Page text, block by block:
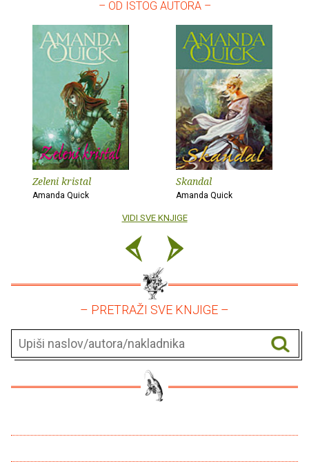
– OD ISTOG AUTORA –
Zeleni kristal
Amanda Quick
Skandal
Amanda Quick
VIDI SVE KNJIGE
– PRETRAŽI SVE KNJIGE –